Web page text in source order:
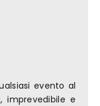
evento al
imprevedibile e